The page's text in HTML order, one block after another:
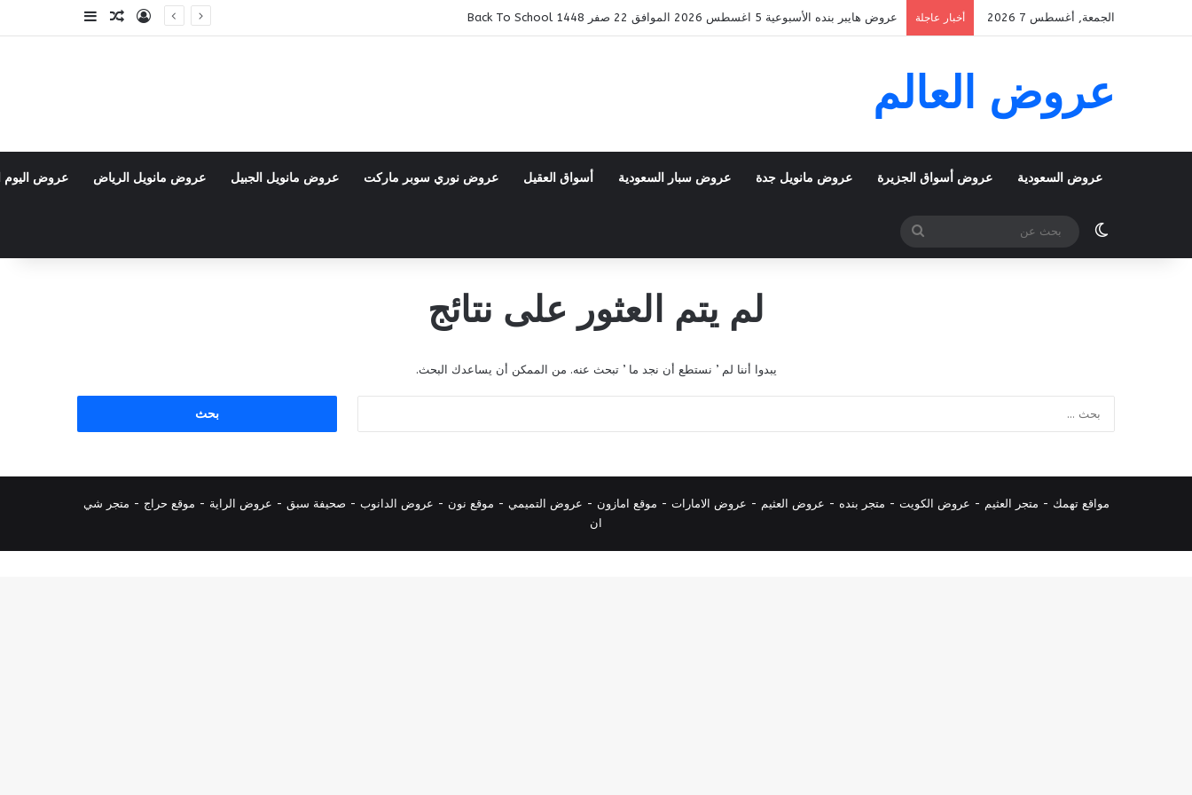
الجمعة, أغسطس 7 2026 أخبار عاجلة عروض هايبر بنده الأسبوعية 5 اغسطس 2026 الموافق 22 صفر 1448 Back To School تسجيل الدخول
مقال عشوائي
إضافة عمود
عروض العالم
عروض السعودية عروض أسواق الجزيرة عروض مانويل جدة عروض سبار السعودية أسواق العقيل عروض نوري سوبر ماركت عروض مانويل الجبيل عروض مانويل الرياض عروض اليوم
الوضع المظلم
بحث
عن
لم يتم العثور على نتائج
يبدوا أننا لم ’ نستطع أن نجد ما ’ تبحث عنه. من الممكن أن يساعدك البحث.
مواقع تهمك - متجر العثيم - عروض الكويت - متجر بنده - عروض العثيم - عروض الامارات - موقع امازون - عروض التميمي - موقع نون - عروض الدانوب - صحيفة سبق - عروض الراية - موقع حراج - متجر شي
ان